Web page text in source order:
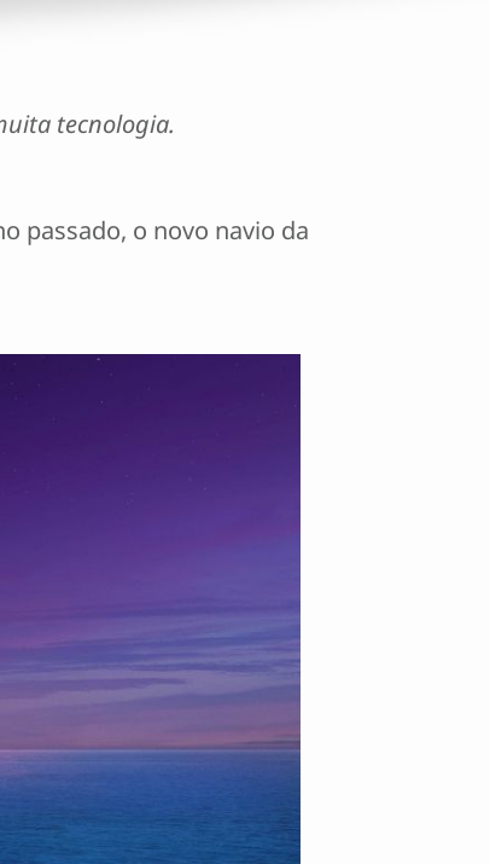
tecnologia.
passado, o novo navio da